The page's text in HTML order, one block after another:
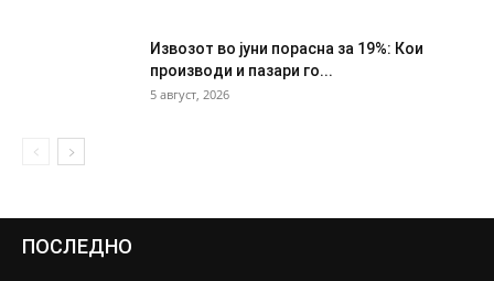
Извозот во јуни порасна за 19%: Кои
производи и пазари го...
5 август, 2026
ПОСЛЕДНО